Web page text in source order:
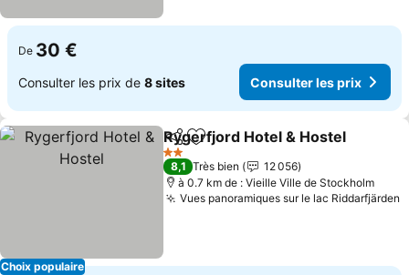
De 30 €
Consulter les prix de 8 sites Consulter les prix
Choix populaire
PartagerAjouter à mes favoris
Rygerfjord Hotel & Hostel
2 Étoiles
8,1 Très bien
12 056
à 0.7 km de : Vieille Ville de Stockholm
Vues panoramiques sur le lac Riddarfjärden